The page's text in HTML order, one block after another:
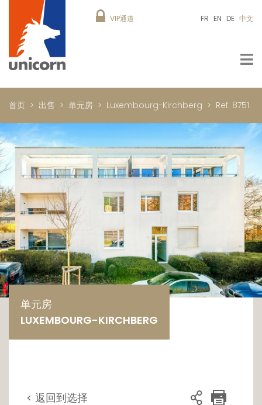
VIP通道 FR EN DE 中文
首页 出售 单元房 Luxembourg-Kirchberg Ref. 8751
单元房
LUXEMBOURG-KIRCHBERG
< 返回到选择